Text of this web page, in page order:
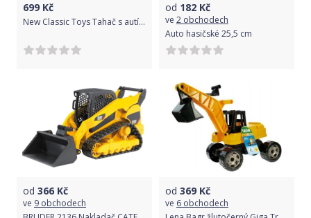
699 Kč
New Classic Toys Tahač s autíčky
od 182 Kč
ve 2 obchodech
Auto hasičské 25,5 cm
od 366 Kč
ve 9 obchodech
od 369 Kč
ve 6 obchodech